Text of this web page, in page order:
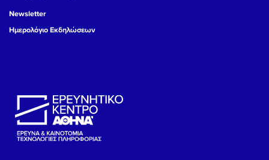
Newsletter
Ημερολόγιο Εκδηλώσεων